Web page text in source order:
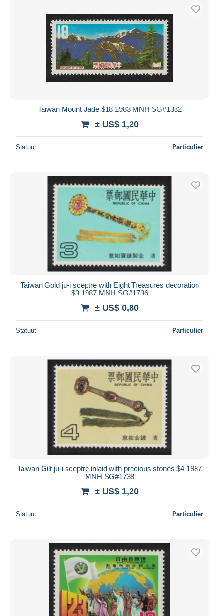
Taiwan Mount Jade $18 1983 MNH SG#1382
± US$ 1,20
Statuut Particulier
Taiwan Gold ju-i sceptre with Eight Treasures decoration
$3 1987 MNH SG#1736
± US$ 0,80
Statuut Particulier
Taiwan Gilt ju-i sceptre inlaid with precious stones $4 1987
MNH SG#1738
± US$ 1,20
Statuut Particulier